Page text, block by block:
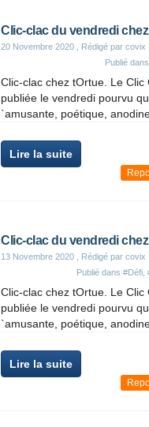
Clic-clac du vendredi
20 Novembre 2020 , Rédigé par covix
Publié dans
Clic-clac chez tOrtue. Le
publiée le vendredi pourvu
`amusante, poétique,
Lire la suite
Clic-clac du vendredi
13 Novembre 2020 , Rédigé par covix
Publié dans #Défi
Clic-clac chez tOrtue. Le
publiée le vendredi pourvu
`amusante, poétique,
Lire la suite